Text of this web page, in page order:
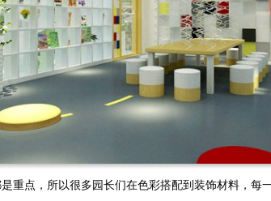
重点，所以很多园长们在色彩搭配到装饰材料，每